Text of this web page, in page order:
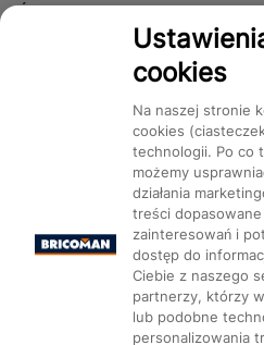
Śledź nas!
Mapa Strony: Kategorie Produkty
cookies
Na naszej stronie
cookies
technologii. Po co
możemy
działania
treści
zainteresowań i
dostęp do
Ciebie z naszego
partnerzy, którzy
lub podobne
personalizowania